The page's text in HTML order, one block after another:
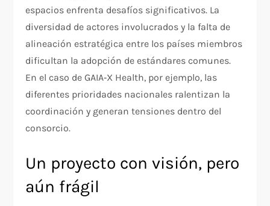
espacios enfrenta desafíos significativos. La
diversidad de actores involucrados y la falta de
alineación estratégica entre los países miembros
dificultan la adopción de estándares comunes.
En el caso de GAIA‑X Health, por ejemplo, las
diferentes prioridades nacionales ralentizan la
coordinación y generan tensiones dentro del
consorcio.
Un proyecto con visión, pero
aún frágil